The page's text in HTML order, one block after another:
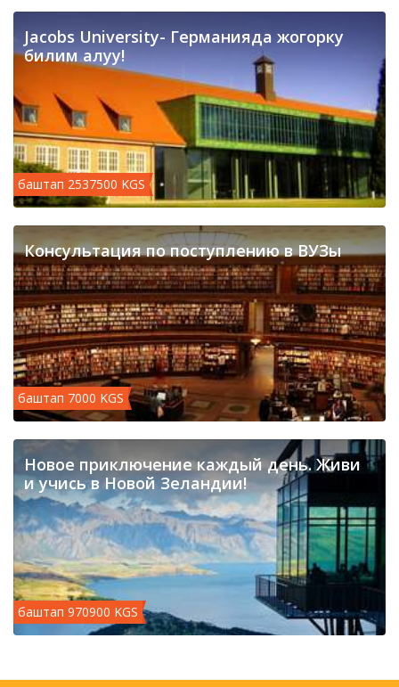
Jacobs University- Германияда жогорку
билим алуу!
баштап 2537500 KGS
Консультация по поступлению в ВУЗы
баштап 7000 KGS
Новое приключение каждый день. Живи
и учись в Новой Зеландии!
баштап 970900 KGS